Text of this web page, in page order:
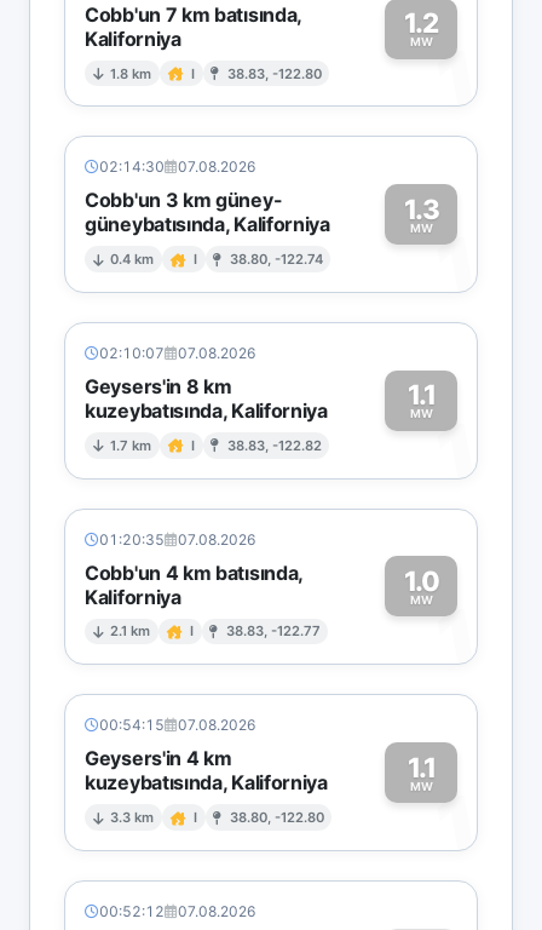
Cobb'un 7 km batısında,
Kaliforniya
1.8 km I 38.83, -122.80
1.2
MW1
02:14:30 07.08.2026
Cobb'un 3 km güney-
güneybatısında, Kaliforniya
0.4 km I 38.80, -122.74
1.3
MW1
02:10:07 07.08.2026
Geysers'in 8 km
kuzeybatısında, Kaliforniya
1.7 km I 38.83, -122.82
1.1
MW1
01:20:35 07.08.2026
Cobb'un 4 km batısında,
Kaliforniya
2.1 km I 38.83, -122.77
1.0
MW1
00:54:15 07.08.2026
Geysers'in 4 km
kuzeybatısında, Kaliforniya
3.3 km I 38.80, -122.80
1.1
MW1
00:52:12 07.08.2026